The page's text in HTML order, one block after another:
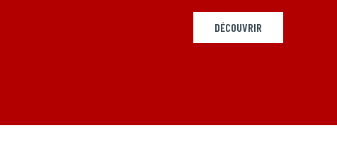
DÉCOUVRIR